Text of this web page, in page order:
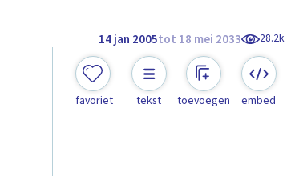
14 jan 2005tot 18 mei 2033 28.2k
favoriet tekst toevoegen embed